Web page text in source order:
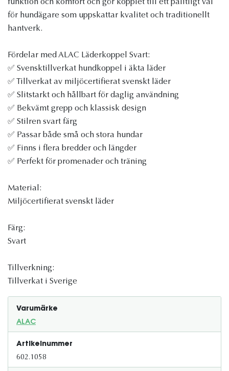
funktion och komfort och gör kopplet till ett pålitligt val
för hundägare som uppskattar kvalitet och traditionellt
hantverk.
Fördelar med ALAC Läderkoppel Svart:
✅ Svensktillverkat hundkoppel i äkta läder
✅ Tillverkat av miljöcertifierat svenskt läder
✅ Slitstarkt och hållbart för daglig användning
✅ Bekvämt grepp och klassisk design
✅ Stilren svart färg
✅ Passar både små och stora hundar
✅ Finns i flera bredder och längder
✅ Perfekt för promenader och träning
Material:
Miljöcertifierat svenskt läder
Färg:
Svart
Tillverkning:
Tillverkat i Sverige
Varumärke
ALAC
Artikelnummer
602.1058